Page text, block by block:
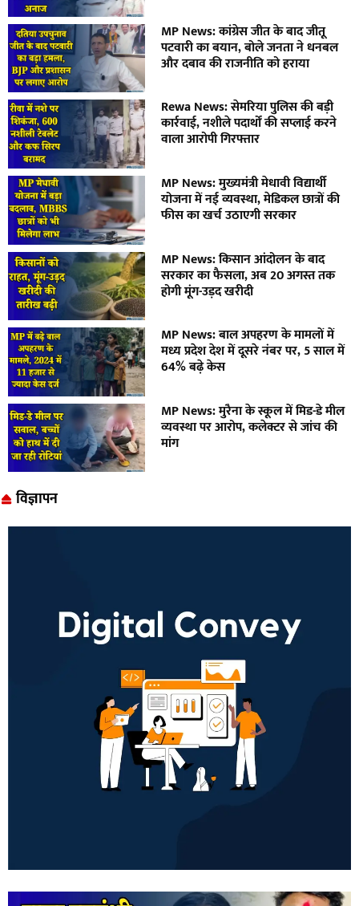
MP News: कांग्रेस जीत के बाद जीतू
पटवारी का बयान, बोले जनता ने धनबल
और दबाव की राजनीति को हराया
Rewa News: सेमरिया पुलिस की बड़ी
कार्रवाई, नशीले पदार्थों की सप्लाई करने
वाला आरोपी गिरफ्तार
MP News: मुख्यमंत्री मेधावी विद्यार्थी
योजना में नई व्यवस्था, मेडिकल छात्रों की
फीस का खर्च उठाएगी सरकार
MP News: किसान आंदोलन के बाद
सरकार का फैसला, अब 20 अगस्त तक
होगी मूंग-उड़द खरीदी
MP News: बाल अपहरण के मामलों में
मध्य प्रदेश देश में दूसरे नंबर पर, 5 साल में
64% बढ़े केस
MP News: मुरैना के स्कूल में मिड-डे मील
व्यवस्था पर आरोप, कलेक्टर से जांच की
मांग
विज्ञापन